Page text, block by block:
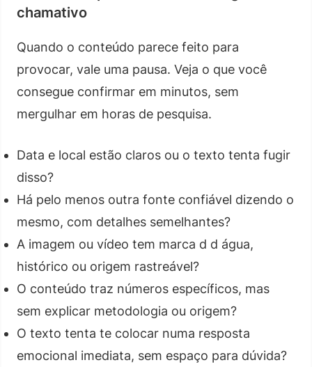
chamativo
Quando o conteúdo parece feito para
provocar, vale uma pausa. Veja o que você
consegue confirmar em minutos, sem
mergulhar em horas de pesquisa.
Data e local estão claros ou o texto tenta fugir
disso?
Há pelo menos outra fonte confiável dizendo o
mesmo, com detalhes semelhantes?
A imagem ou vídeo tem marca d d água,
histórico ou origem rastreável?
O conteúdo traz números específicos, mas
sem explicar metodologia ou origem?
O texto tenta te colocar numa resposta
emocional imediata, sem espaço para dúvida?